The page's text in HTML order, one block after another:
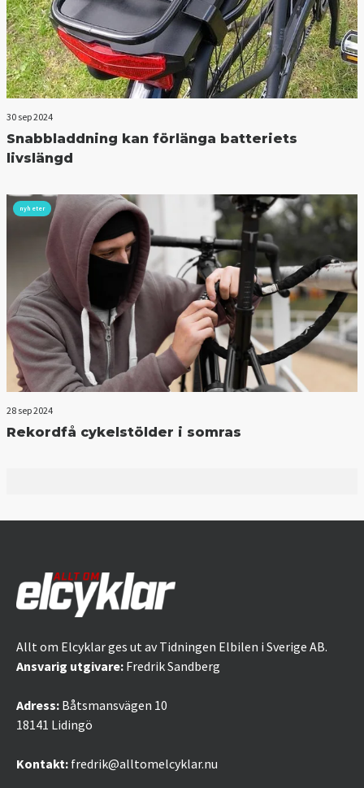
30 sep 2024
Snabbladdning kan förlänga batteriets
livslängd
nyheter
28 sep 2024
Rekordfå cykelstölder i somras
Allt om Elcyklar ges ut av Tidningen Elbilen i Sverige AB.
Ansvarig utgivare: Fredrik Sandberg
Adress: Båtsmansvägen 10
18141 Lidingö
Kontakt: fredrik@alltomelcyklar.nu